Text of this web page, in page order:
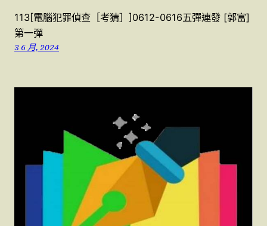
113[電腦犯罪偵查［考猜］]0612-0616五彈連發 [郭富]
第一彈
3 6 月, 2024